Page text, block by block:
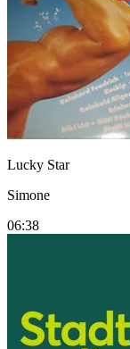
Lucky Star
Simone
06:38